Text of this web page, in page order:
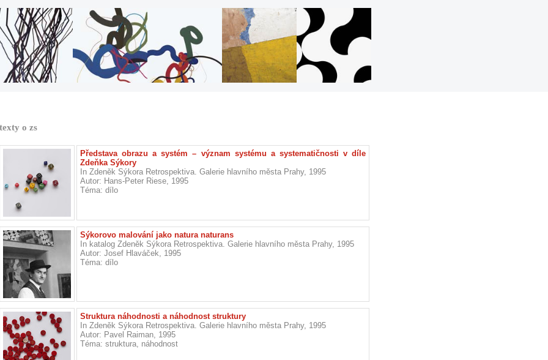
texty o zs
Představa obrazu a systém – význam systému a systematičnosti v díle
Zdeňka Sýkory
In Zdeněk Sýkora Retrospektiva. Galerie hlavního města Prahy, 1995
Autor: Hans-Peter Riese, 1995
Téma: dílo
Sýkorovo malování jako natura naturans
In katalog Zdeněk Sýkora Retrospektiva. Galerie hlavního města Prahy, 1995
Autor: Josef Hlaváček, 1995
Téma: dílo
Struktura náhodnosti a náhodnost struktury
In Zdeněk Sýkora Retrospektiva. Galerie hlavního města Prahy, 1995
Autor: Pavel Raiman, 1995
Téma: struktura, náhodnost